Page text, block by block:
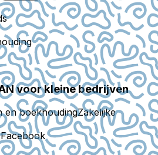
voor kleine bedrijven
en boekhoudingZakelijke
Facebook